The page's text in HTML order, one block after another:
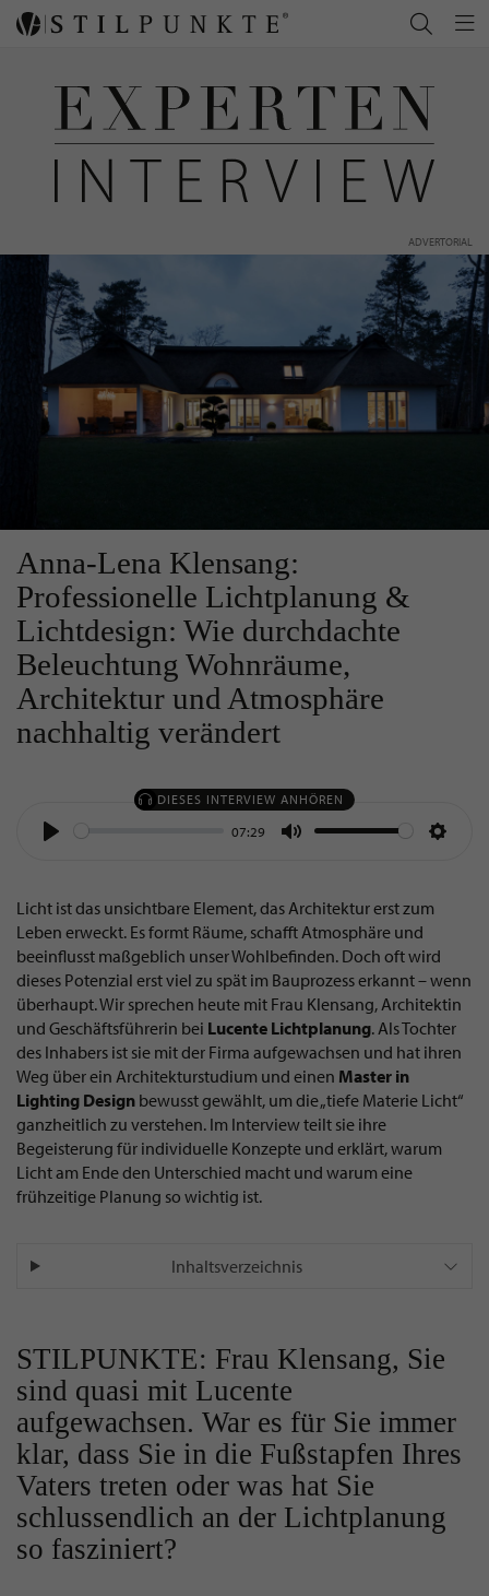
ADVERTORIAL
Anna-Lena Klensang:
Professionelle Lichtplanung &
Lichtdesign: Wie durchdachte
Beleuchtung Wohnräume,
Architektur und Atmosphäre
nachhaltig verändert
DIESES INTERVIEW ANHÖREN
07:29
Licht ist das unsichtbare Element, das Architektur erst zum
Leben erweckt. Es formt Räume, schafft Atmosphäre und
beeinflusst maßgeblich unser Wohlbefinden. Doch oft wird
dieses Potenzial erst viel zu spät im Bauprozess erkannt – wenn
überhaupt. Wir sprechen heute mit Frau Klensang, Architektin
und Geschäftsführerin bei Lucente Lichtplanung. Als Tochter
des Inhabers ist sie mit der Firma aufgewachsen und hat ihren
Weg über ein Architekturstudium und einen Master in
Lighting Design bewusst gewählt, um die „tiefe Materie Licht“
ganzheitlich zu verstehen. Im Interview teilt sie ihre
Begeisterung für individuelle Konzepte und erklärt, warum
Licht am Ende den Unterschied macht und warum eine
frühzeitige Planung so wichtig ist.
Inhaltsverzeichnis
STILPUNKTE: Frau Klensang, Sie
sind quasi mit Lucente
aufgewachsen. War es für Sie immer
klar, dass Sie in die Fußstapfen Ihres
Vaters treten oder was hat Sie
schlussendlich an der Lichtplanung
so fasziniert?